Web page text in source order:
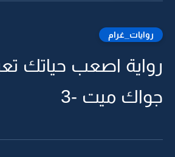
روايات_غرام
رواية اصعب حياتك
جواك ميت -3